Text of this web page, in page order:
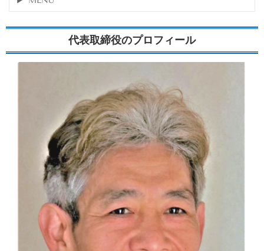
代表取締役のプロフィール